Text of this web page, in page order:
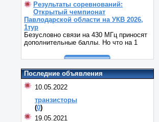
Результаты соревнований:
Открытый чемпионат
Павлодарской области на УКВ 2026,
1тур
Безусловно связи на 430 МГц приносят
дополнительные баллы. Но что на 1
Последние объявления
10.05.2022
транзисторы
(0)
19.05.2021